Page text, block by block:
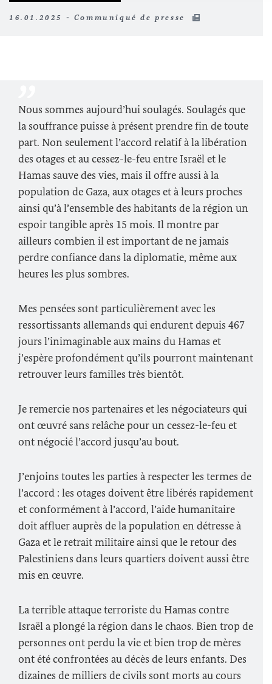
16.01.2025 - Communiqué de presse
Nous sommes aujourd’hui soulagés. Soulagés que
la souffrance puisse à présent prendre fin de toute
part. Non seulement l’accord relatif à la libération
des otages et au cessez-le-feu entre Israël et le
Hamas sauve des vies, mais il offre aussi à la
population de Gaza, aux otages et à leurs proches
ainsi qu’à l’ensemble des habitants de la région un
espoir tangible après 15 mois. Il montre par
ailleurs combien il est important de ne jamais
perdre confiance dans la diplomatie, même aux
heures les plus sombres.
Mes pensées sont particulièrement avec les
ressortissants allemands qui endurent depuis 467
jours l’inimaginable aux mains du Hamas et
j’espère profondément qu’ils pourront maintenant
retrouver leurs familles très bientôt.
Je remercie nos partenaires et les négociateurs qui
ont œuvré sans relâche pour un cessez-le-feu et
ont négocié l’accord jusqu’au bout.
J’enjoins toutes les parties à respecter les termes de
l’accord : les otages doivent être libérés rapidement
et conformément à l’accord, l’aide humanitaire
doit affluer auprès de la population en détresse à
Gaza et le retrait militaire ainsi que le retour des
Palestiniens dans leurs quartiers doivent aussi être
mis en œuvre.
La terrible attaque terroriste du Hamas contre
Israël a plongé la région dans le chaos. Bien trop de
personnes ont perdu la vie et bien trop de mères
ont été confrontées au décès de leurs enfants. Des
dizaines de milliers de civils sont morts au cours